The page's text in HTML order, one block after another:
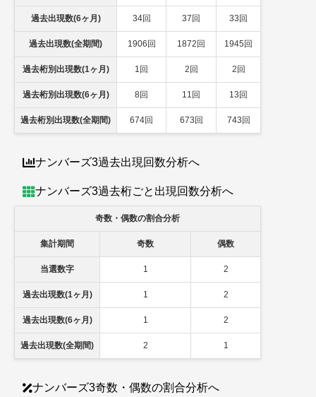
過去出現数(6ヶ月) 34回 37回 33回
過去出現数(全期間) 1906回 1872回 1945回
過去桁別出現数(1ヶ月) 1回 2回 2回
過去桁別出現数(6ヶ月) 8回 11回 13回
過去桁別出現数(全期間) 674回 673回 743回
ナンバーズ3過去出現回数分析へ
ナンバーズ3過去桁ごと出現回数分析へ
奇数・偶数の割合分析
集計期間 奇数 偶数
当選数字 1 2
過去出現数(1ヶ月) 1 2
過去出現数(6ヶ月) 1 2
過去出現数(全期間) 2 1
ナンバーズ3奇数・偶数の割合分析へ